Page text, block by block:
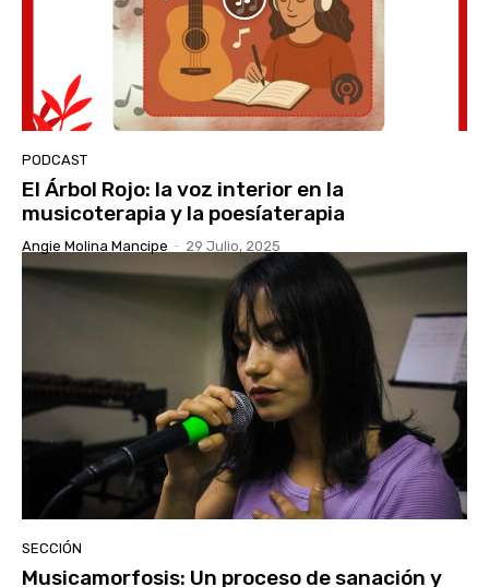
PODCAST
El Árbol Rojo: la voz interior en la
musicoterapia y la poesíaterapia
Angie Molina Mancipe - 29 Julio, 2025
SECCIÓN
Musicamorfosis: Un proceso de sanación y